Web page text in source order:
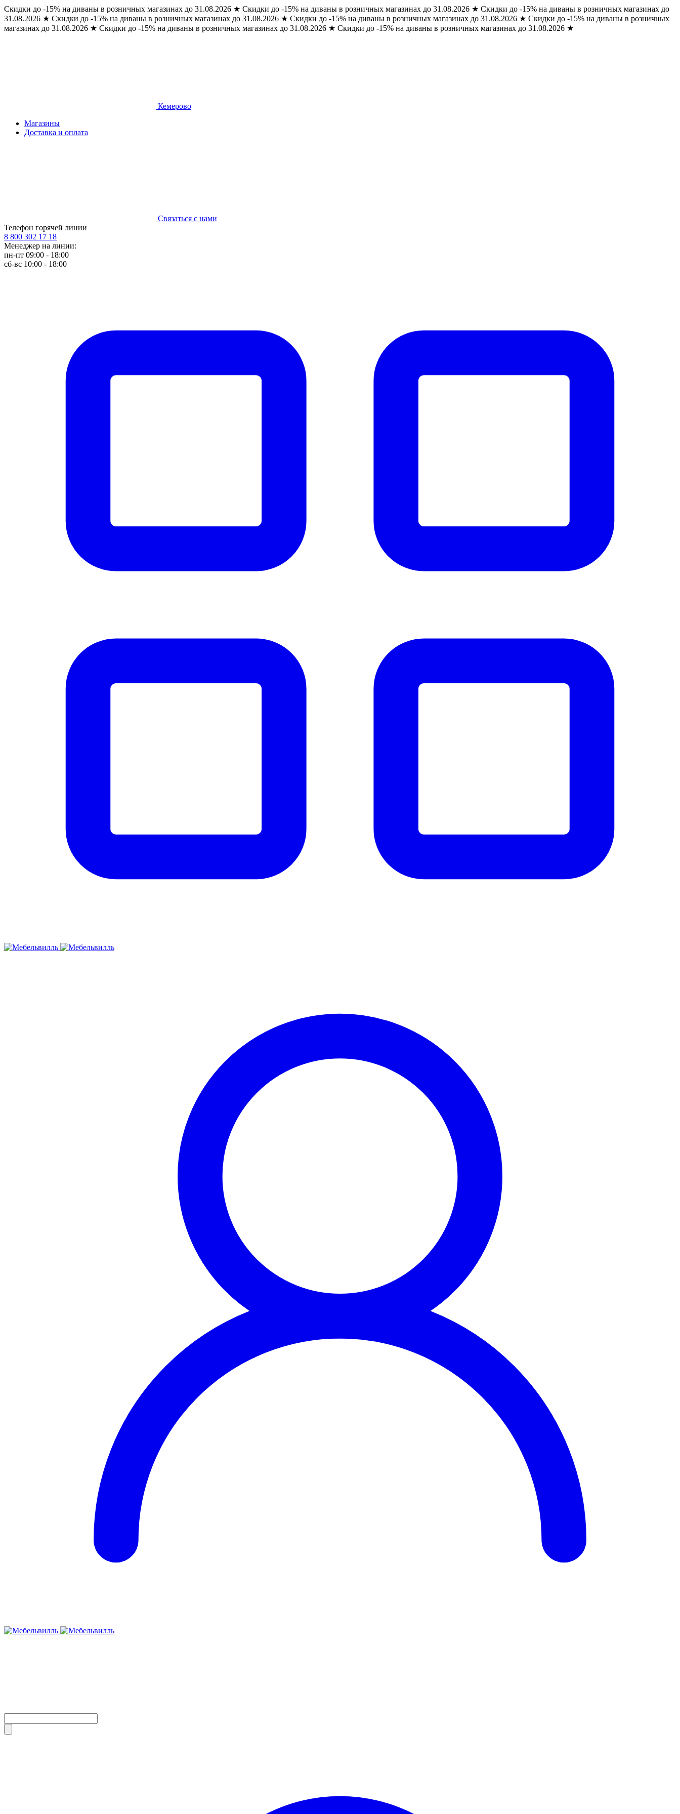
Скидки до -15% на диваны в розничных магазинах до 31.08.2026 ★ Скидки до -15% на диваны в розничных магазинах до 31.08.2026 ★ Скидки до -15% на диваны в розничных магазинах до
31.08.2026 ★ Скидки до -15% на диваны в розничных магазинах до 31.08.2026 ★ Скидки до -15% на диваны в розничных магазинах до 31.08.2026 ★ Скидки до -15% на диваны в розничных
магазинах до 31.08.2026 ★ Скидки до -15% на диваны в розничных магазинах до 31.08.2026 ★ Скидки до -15% на диваны в розничных магазинах до 31.08.2026 ★
Кемерово
Магазины
Доставка и оплата
Связаться с нами
Телефон горячей линии
8 800 302 17 18
Менеджер на линии:
пн-пт 09:00 - 18:00
сб-вс 10:00 - 18:00